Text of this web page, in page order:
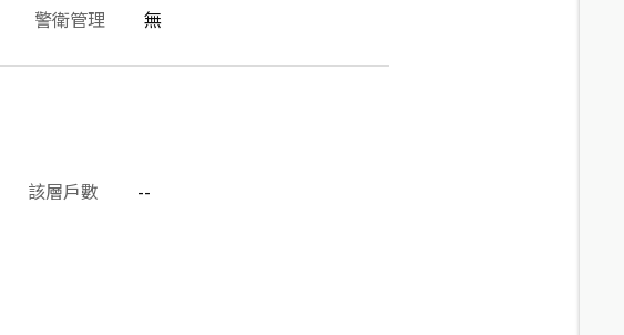
警衛管理 無
該層戶數
--